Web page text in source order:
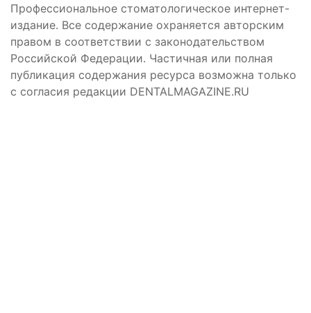
Профессиональное стоматологическое интернет-
издание. Все содержание охраняется авторским
правом в соответствии с законодательством
Российской Федерации. Частичная или полная
публикация содержания ресурса возможна только
с согласия редакции DENTALMAGAZINE.RU